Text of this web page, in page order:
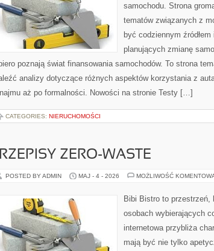
samochodu. Strona
tematów związanych z
być codziennym
planujących zmianę
poznają świat finansowania samochodów. To strona
analizy dotyczące różnych aspektów korzystania z
aż po formalności. Nowości na stronie Testy […]
CATEGORIES: NIERUCHOMOŚCI
ZERO-WASTE
POSTED BY ADMIN MAJ - 4 - 2026 MOŻLIWOŚĆ
Bibi Bistro to przestrzeń,
osobach wybierających
internetowa przybliża
mają być nie tylko